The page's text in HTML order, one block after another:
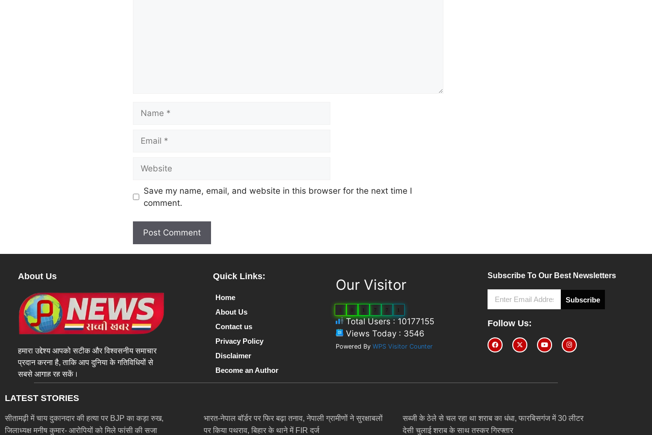
Save my name, email, and website in this browser for the next time I
comment.
About Us
हमारा उद्देश्य आपको सटीक और विश्वसनीय समाचार
प्रदान करना है, ताकि आप दुनिया के गतिविधियों से
सबसे आगाह रह सकें।
Quick Links:
Home
About Us
Contact us
Privacy Policy
Disclaimer
Become an Author
Our Visitor
1 1 7 1
Total Users : 10177155
Views Today : 3546
Powered By WPS Visitor Counter
Subscribe To Our Best Newsletters
Subscribe
Follow Us:
LATEST STORIES
सीतामढ़ी में चाय दुकानदार की हत्या पर BJP का कड़ा रुख,
जिलाध्यक्ष मनीष कुमार- आरोपियों को मिले फांसी की सजा
भारत-नेपाल बॉर्डर पर फिर बढ़ा तनाव, नेपाली ग्रामीणों ने सुरक्षाबलों
पर किया पथराव, बिहार के थाने में FIR दर्ज
सब्जी के ठेले से चल रहा था शराब का धंधा, फारबिसगंज में 30 लीटर
देसी चुलाई शराब के साथ तस्कर गिरफ्तार